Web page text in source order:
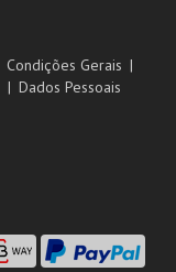
Condições Gerais
Dados Pessoais